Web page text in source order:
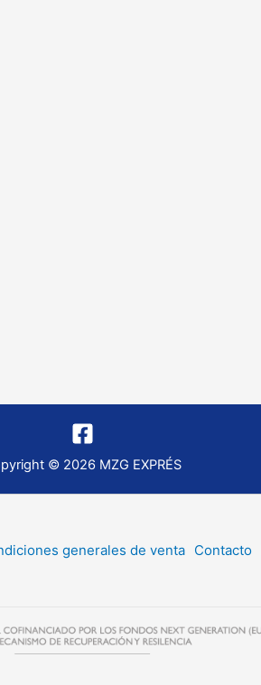
© 2026 MZG EXPRÉS
generales de venta Contacto